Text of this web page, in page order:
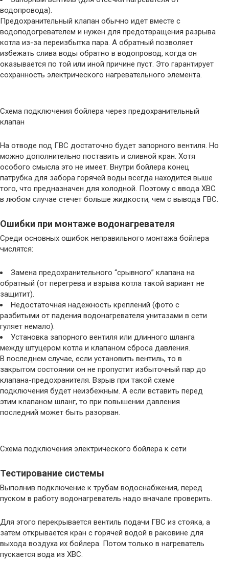
водопровода).
Предохранительный клапан обычно идет вместе с
водоподогревателем и нужен для предотвращения разрыва
котла из-за переизбытка пара. А обратный позволяет
избежать слива воды обратно в водопровод, когда он
оказывается по той или иной причине пуст. Это гарантирует
сохранность электрического нагревательного элемента.
Схема подключения бойлера через предохранительный
клапан
На отводе под ГВС достаточно будет запорного вентиля. Но
можно дополнительно поставить и сливной кран. Хотя
особого смысла это не имеет. Внутри бойлера конец
патрубка для забора горячей воды всегда находится выше
того, что предназначен для холодной. Поэтому с ввода ХВС
в любом случае стечет больше жидкости, чем с вывода ГВС.
Ошибки при монтаже водонагревателя
Среди основных ошибок неправильного монтажа бойлера
числятся:
Замена предохранительного “срывного” клапана на
обратный (от перегрева и взрыва котла такой вариант не
защитит).
Недостаточная надежность креплений (фото с
разбитыми от падения водонагревателя унитазами в сети
гуляет немало).
Установка запорного вентиля или длинного шланга
между штуцером котла и клапаном сброса давления.
В последнем случае, если установить вентиль, то в
закрытом состоянии он не пропустит избыточный пар до
клапана-предохранителя. Взрыв при такой схеме
подключения будет неизбежным. А если вставить перед
этим клапаном шланг, то при повышении давления
последний может быть разорван.
Схема подключения электрического бойлера к сети
Тестирование системы
Выполнив подключение к трубам водоснабжения, перед
пуском в работу водонагреватель надо вначале проверить.
Для этого перекрывается вентиль подачи ГВС из стояка, а
затем открывается кран с горячей водой в раковине для
выхода воздуха их бойлера. Потом только в нагреватель
пускается вода из ХВС.